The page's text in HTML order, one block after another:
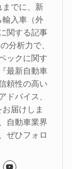
までに、新
輸入車（外
関する記事
分析力で、
ックに関す
最新自動車
頼性の高い
ドバイス、
届けしま
自動車業界
ぜひフォロ